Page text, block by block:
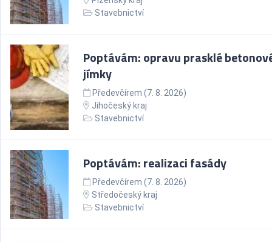
Stavebnictví
Poptávám: opravu prasklé
jímky
Předevčírem (7. 8. 2026)
Jihočeský kraj
Stavebnictví
Poptávám: realizaci fasády
Předevčírem (7. 8. 2026)
Středočeský kraj
Stavebnictví